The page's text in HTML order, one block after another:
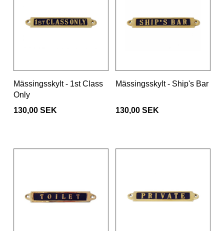
Mässingsskylt - 1st Class
Only
130,00 SEK
Mässingsskylt - Ship's Bar
130,00 SEK